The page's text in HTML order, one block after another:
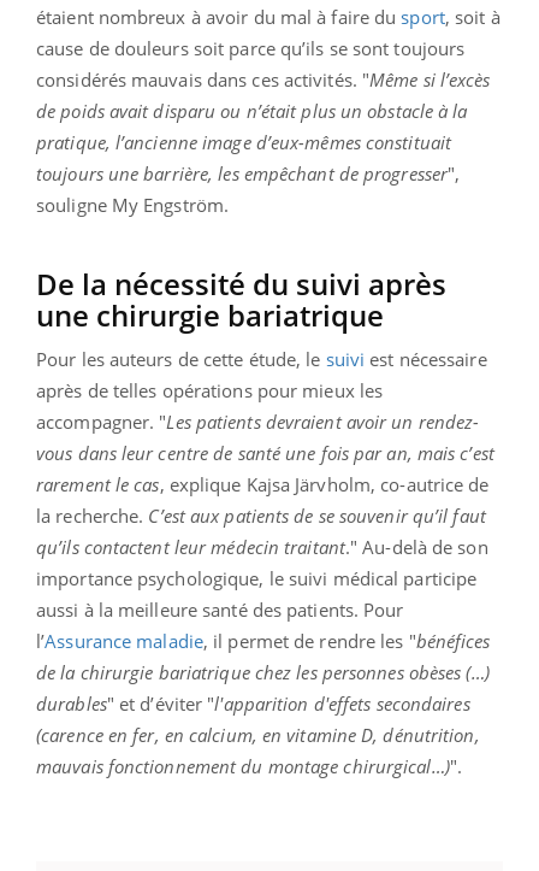
étaient nombreux à avoir du mal à faire dusport, soit à
cause de douleurs soit parce qu’ils se sont toujours
considérés mauvais dans ces activités. "Même si l’excès
de poids avait disparu ou n’était plus un obstacle à la
pratique, l’ancienne image d’eux-mêmes constituait
toujours une barrière, les empêchant de progresser",
souligne My Engström.
De la nécessité du suivi après
une chirurgie bariatrique
Pour les auteurs de cette étude, le suivi est nécessaire
après de telles opérations pour mieux les
accompagner. "Les patients devraient avoir un rendez-
vous dans leur centre de santé une fois par an, mais c’est
rarement le cas, explique Kajsa Järvholm, co-autrice de
la recherche. C’est aux patients de se souvenir qu’il faut
qu’ils contactent leur médecin traitant." Au-delà de son
importance psychologique, le suivi médical participe
aussi à la meilleure santé des patients. Pour
l’Assurance maladie, il permet de rendre les "bénéfices
de la chirurgie bariatrique chez les personnes obèses (…)
durables" et d’éviter "l'apparition d'effets secondaires
(carence en fer, en calcium, en vitamine D, dénutrition,
mauvais fonctionnement du montage chirurgical…)".